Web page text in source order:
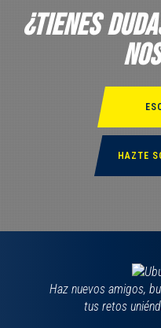
¿Tienes
HAZTE
Haz nuevos amigos,
tus retos